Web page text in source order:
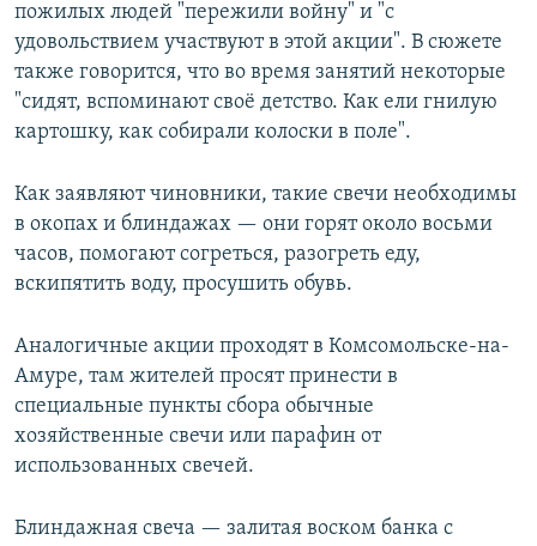
пожилых людей "пережили войну" и "с
удовольствием участвуют в этой акции". В сюжете
также говорится, что во время занятий некоторые
"сидят, вспоминают своё детство. Как ели гнилую
картошку, как собирали колоски в поле".
Как заявляют чиновники, такие свечи необходимы
в окопах и блиндажах — они горят около восьми
часов, помогают согреться, разогреть еду,
вскипятить воду, просушить обувь.
Аналогичные акции проходят в Комсомольске-на-
Амуре, там жителей просят принести в
специальные пункты сбора обычные
хозяйственные свечи или парафин от
использованных свечей.
Блиндажная свеча — залитая воском банка с